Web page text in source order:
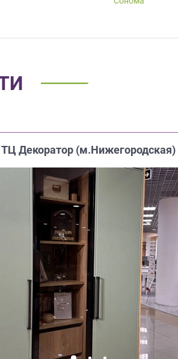
ТЦ Декоратор (м.Нижегородская)